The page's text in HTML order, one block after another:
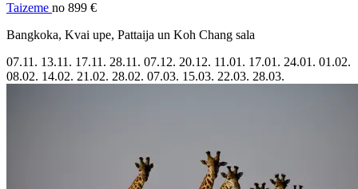
Taizeme no 899 €
Bangkoka, Kvai upe, Pattaija un Koh Chang sala
07.11. 13.11. 17.11. 28.11. 07.12. 20.12. 11.01. 17.01. 24.01. 01.02.
08.02. 14.02. 21.02. 28.02. 07.03. 15.03. 22.03. 28.03.